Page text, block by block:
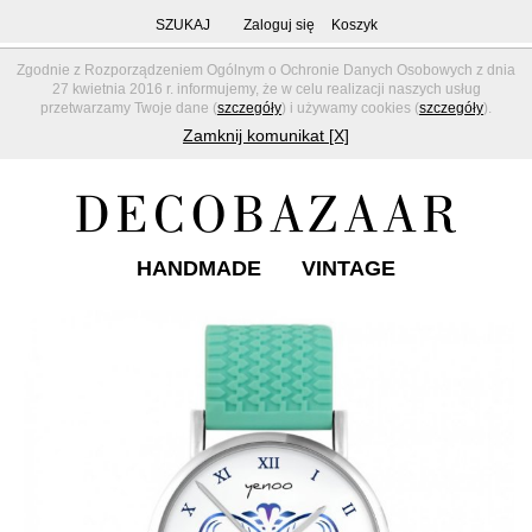
Zgodnie z Rozporządzeniem Ogólnym o Ochronie Danych Osobowych z dnia
27 kwietnia 2016 r. informujemy, że w celu realizacji naszych usług
przetwarzamy Twoje dane (szczegóły) i używamy cookies (szczegóły).
Zamknij komunikat [X]
SZUKAJ Zaloguj się Koszyk
HANDMADE VINTAGE